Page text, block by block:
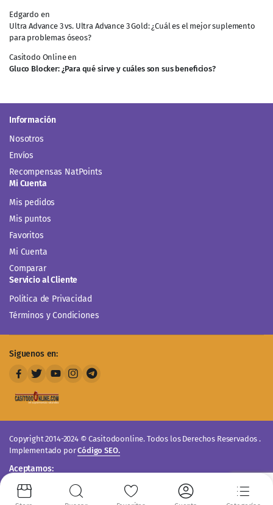
Edgardo en
Ultra Advance 3 vs. Ultra Advance 3 Gold: ¿Cuál es el mejor suplemento
para problemas óseos?
Casitodo Onlineen
Gluco Blocker: ¿Para qué sirve y cuáles son sus beneficios?
Información
Nosotros
Envíos
Recompensas NatPoints
Mi Cuenta
Mis pedidos
Mis puntos
Favoritos
Mi Cuenta
Comparar
Servicio al Cliente
Politica de Privacidad
Términos y Condiciones
Siguenos en:
Copyright 2014-2024 © Casitodoonline. Todos los Derechos Reservados .
Implementado porCódigo SEO.
Aceptamos: